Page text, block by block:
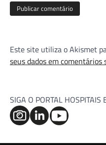
Este site utiliza o Akismet
seus dados em comentários
SIGA O PORTAL HOSPITAIS